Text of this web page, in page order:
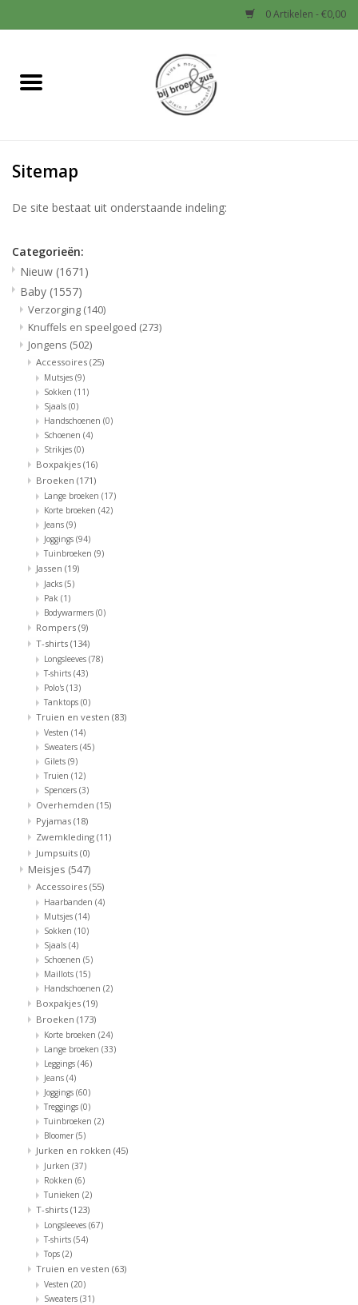
0 Artikelen - €0,00
Home
Baby
Jongens
Meisjes
Schoenen en Tassen
Speelgoed
Cadeaubonnen
Merken
Cadeaubon
Sitemap
De site bestaat uit onderstaande indeling:
Categorieën:
Nieuw (1671)
Baby (1557)
Verzorging (140)
Knuffels en speelgoed (273)
Jongens (502)
Accessoires (25)
Mutsjes (9)
Sokken (11)
Sjaals (0)
Handschoenen (0)
Schoenen (4)
Strikjes (0)
Boxpakjes (16)
Broeken (171)
Lange broeken (17)
Korte broeken (42)
Jeans (9)
Joggings (94)
Tuinbroeken (9)
Jassen (19)
Jacks (5)
Pak (1)
Bodywarmers (0)
Rompers (9)
T-shirts (134)
Longsleeves (78)
T-shirts (43)
Polo's (13)
Tanktops (0)
Truien en vesten (83)
Vesten (14)
Sweaters (45)
Gilets (9)
Truien (12)
Spencers (3)
Overhemden (15)
Pyjamas (18)
Zwemkleding (11)
Jumpsuits (0)
Meisjes (547)
Accessoires (55)
Haarbanden (4)
Mutsjes (14)
Sokken (10)
Sjaals (4)
Schoenen (5)
Maillots (15)
Handschoenen (2)
Boxpakjes (19)
Broeken (173)
Korte broeken (24)
Lange broeken (33)
Leggings (46)
Jeans (4)
Joggings (60)
Treggings (0)
Tuinbroeken (2)
Bloomer(5)
Jurken en rokken (45)
Jurken (37)
Rokken (6)
Tunieken (2)
T-shirts (123)
Longsleeves (67)
T-shirts (54)
Tops (2)
Truien en vesten (63)
Vesten (20)
Sweaters (31)